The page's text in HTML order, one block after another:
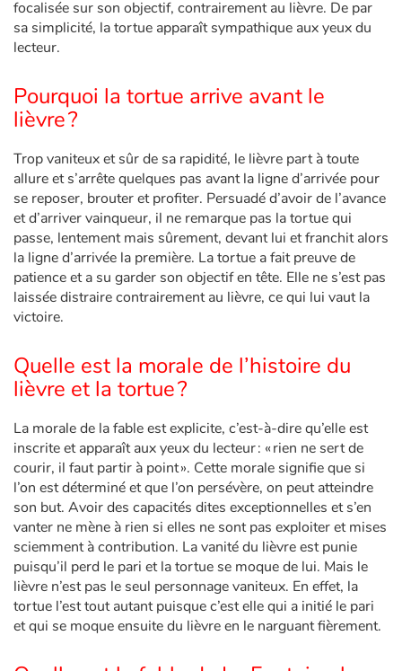
focalisée sur son objectif, contrairement au lièvre. De par
sa simplicité, la tortue apparaît sympathique aux yeux du
lecteur.
Pourquoi la tortue arrive avant le
lièvre ?
Trop vaniteux et sûr de sa rapidité, le lièvre part à toute
allure et s’arrête quelques pas avant la ligne d’arrivée pour
se reposer, brouter et profiter. Persuadé d’avoir de l’avance
et d’arriver vainqueur, il ne remarque pas la tortue qui
passe, lentement mais sûrement, devant lui et franchit alors
la ligne d’arrivée la première. La tortue a fait preuve de
patience et a su garder son objectif en tête. Elle ne s’est pas
laissée distraire contrairement au lièvre, ce qui lui vaut la
victoire.
Quelle est la morale de l’histoire du
lièvre et la tortue ?
La morale de la fable est explicite, c’est-à-dire qu’elle est
inscrite et apparaît aux yeux du lecteur : « rien ne sert de
courir, il faut partir à point ». Cette morale signifie que si
l’on est déterminé et que l’on persévère, on peut atteindre
son but. Avoir des capacités dites exceptionnelles et s’en
vanter ne mène à rien si elles ne sont pas exploiter et mises
sciemment à contribution. La vanité du lièvre est punie
puisqu’il perd le pari et la tortue se moque de lui. Mais le
lièvre n’est pas le seul personnage vaniteux. En effet, la
tortue l’est tout autant puisque c’est elle qui a initié le pari
et qui se moque ensuite du lièvre en le narguant fièrement.